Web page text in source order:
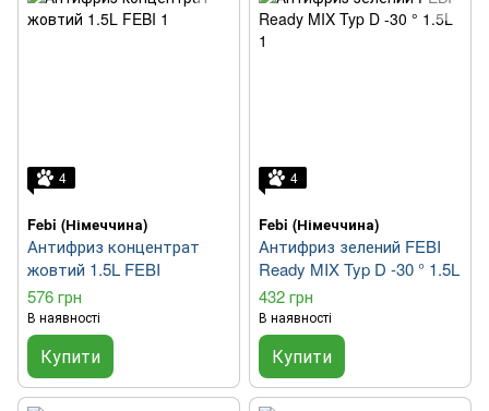
4
Febi (Німеччина)
Антифриз концентрат
жовтий 1.5L FEBI
576 грн
В наявності
Купити
4
Febi (Німеччина)
Антифриз зелений FEBI
Ready MIX Typ D -30 ° 1.5L
432 грн
В наявності
Купити